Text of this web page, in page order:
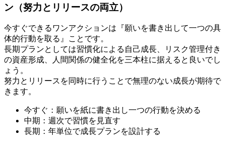
ン（努力とリリースの両立）
今すぐできるワンアクションは『願いを書き出して一つの具
体的行動を取る』ことです。
長期プランとしては習慣化による自己成長、リスク管理付き
の資産形成、人間関係の健全化を三本柱に据えると良いでし
ょう。
努力とリリースを同時に行うことで無理のない成長が期待で
きます。
今すぐ：願いを紙に書き出し一つの行動を決める
中期：週次で習慣を見直す
長期：年単位で成長プランを設計する